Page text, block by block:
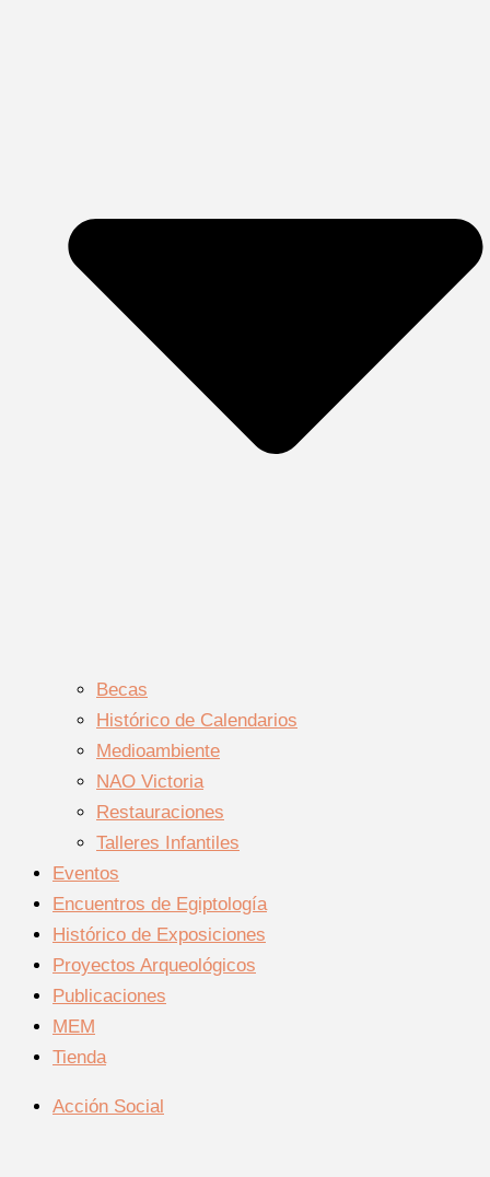
Becas
Histórico de Calendarios
Medioambiente
NAO Victoria
Restauraciones
Talleres Infantiles
Eventos
Encuentros de Egiptología
Histórico de Exposiciones
Proyectos Arqueológicos
Publicaciones
MEM
Tienda
Acción Social